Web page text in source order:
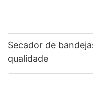
Secador de
qualidade